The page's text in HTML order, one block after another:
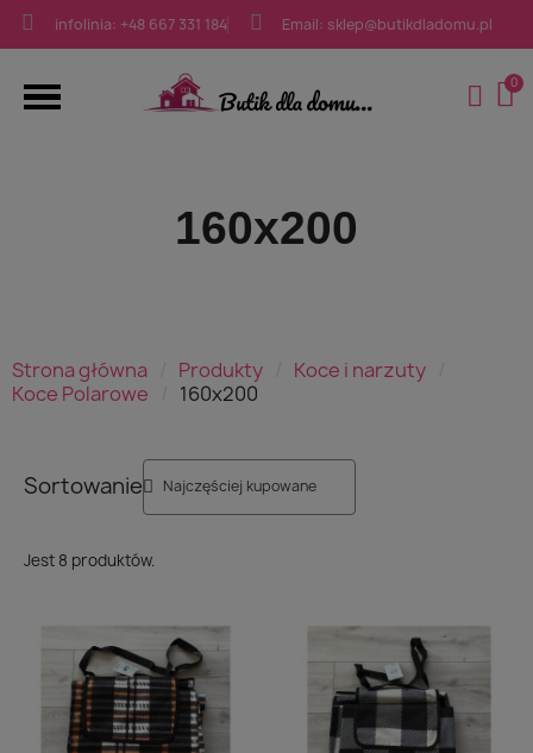
infolinia: +48 667 331 184 Email: sklep@butikdladomu.pl
160x200
Strona główna Produkty
Koce i narzuty
Koce Polarowe
160x200
Jest 8 produktów.
Sortowanie